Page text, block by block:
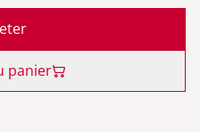
panier